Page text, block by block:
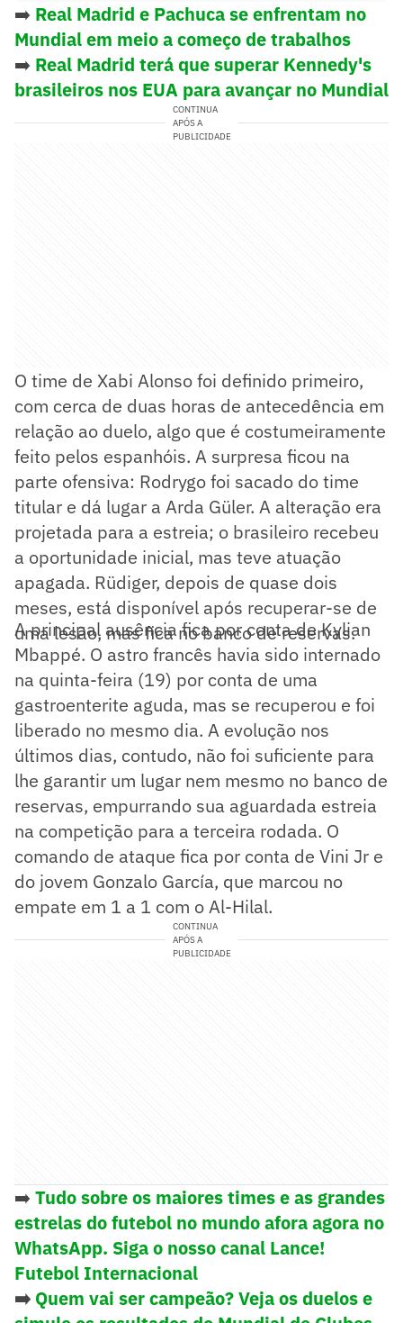
➡️ Real Madrid e Pachuca se enfrentam no
Mundial em meio a começo de trabalhos
➡️ Real Madrid terá que superar Kennedy's
brasileiros nos EUA para avançar no Mundial
CONTINUA
APÓS A
PUBLICIDADE
O time de Xabi Alonso foi definido primeiro,
com cerca de duas horas de antecedência em
relação ao duelo, algo que é costumeiramente
feito pelos espanhóis. A surpresa ficou na
parte ofensiva: Rodrygo foi sacado do time
titular e dá lugar a Arda Güler. A alteração era
projetada para a estreia; o brasileiro recebeu
a oportunidade inicial, mas teve atuação
apagada. Rüdiger, depois de quase dois
meses, está disponível após recuperar-se de
uma lesão, mas fica no banco de reservas.
A principal ausência fica por conta de Kylian
Mbappé. O astro francês havia sido internado
na quinta-feira (19) por conta de uma
gastroenterite aguda, mas se recuperou e foi
liberado no mesmo dia. A evolução nos
últimos dias, contudo, não foi suficiente para
lhe garantir um lugar nem mesmo no banco de
reservas, empurrando sua aguardada estreia
na competição para a terceira rodada. O
comando de ataque fica por conta de Vini Jr e
do jovem Gonzalo García, que marcou no
empate em 1 a 1 com o Al-Hilal.
CONTINUA
APÓS A
PUBLICIDADE
➡️ Tudo sobre os maiores times e as grandes
estrelas do futebol no mundo afora agora no
WhatsApp. Siga o nosso canal Lance!
Futebol Internacional
➡️ Quem vai ser campeão? Veja os duelos e